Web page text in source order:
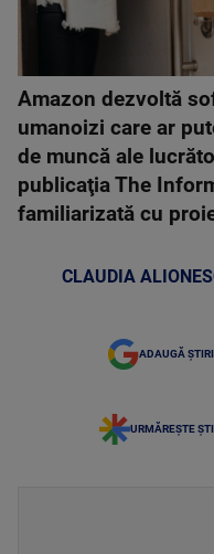
Amazon dezvoltă
umanoizi care ar
de muncă ale
publicaţia The
familiarizată cu
CLAUDIA
ADAUGĂ
URMĂREȘTE